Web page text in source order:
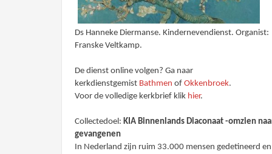
Ds Hanneke Diermanse. Kindernevendienst. Organist:
Franske Veltkamp.
De dienst online volgen? Ga naar
kerkdienstgemist Bathmen ofOkkenbroek.
Voor de volledige kerkbrief klik hier.
Collectedoel:KIA Binnenlands Diaconaat -omzien
gevangenen
In Nederland zijn ruim 33.000 mensen gedetineerd en